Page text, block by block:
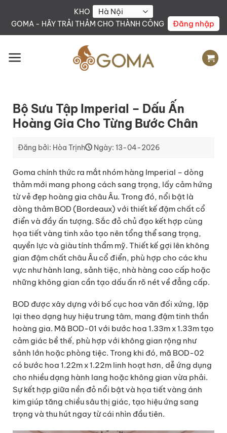
KHO
GOMA - HÃY TRẢI THẢM CHO THÀNH CÔNG
Đăng nhập
Bộ Sưu Tập Imperial – Dấu Ấn
Hoàng Gia Cho Từng Bước Chân
Đăng bởi: Hòa Trịnh Ngày: 13-04-2026
Goma chính thức ra mắt nhóm hàng Imperial – dòng
thảm mới mang phong cách sang trọng, lấy cảm hứng
từ vẻ đẹp hoàng gia châu Âu. Trong đó, nổi bật là
dòng thảm BOD (Bordeaux) với thiết kế đậm chất cổ
điển và đầy ấn tượng. Sắc đỏ chủ đạo kết hợp cùng
họa tiết vàng tinh xảo tạo nên tổng thể sang trọng,
quyền lực và giàu tính thẩm mỹ. Thiết kế gợi lên không
gian đậm chất châu Âu cổ điển, phù hợp cho các khu
vực như hành lang, sảnh tiệc, nhà hàng cao cấp hoặc
những không gian cần tạo dấu ấn rõ nét về đẳng cấp.
BOD được xây dựng với bố cục hoa văn đối xứng, lặp
lại theo dạng huy hiệu trung tâm, mang đậm tinh thần
hoàng gia. Mã BOD-01 với bước hoa 1.33m x 1.33m tạo
cảm giác bề thế, phù hợp với không gian rộng như
sảnh lớn hoặc phòng tiệc. Trong khi đó, mã BOD-02
có bước hoa 1.22m x 1.22m linh hoạt hơn, dễ ứng dụng
cho nhiều dạng hành lang hoặc không gian vừa phải.
Sự kết hợp giữa nền đỏ nổi bật và họa tiết vàng ánh
kim giúp tăng chiều sâu thị giác, tạo hiệu ứng sang
trọng và thu hút ngay từ cái nhìn đầu tiên.